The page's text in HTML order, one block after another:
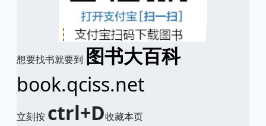
想要找书就要到 图书大百科
book.qciss.net
立刻按 ctrl+D收藏本页